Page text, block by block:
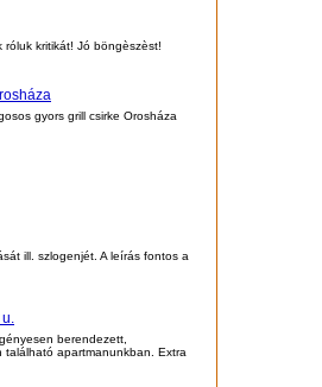
kritikát! Jó böngèszèst!
gyors grill csirke Orosháza
ill. szlogenjét. A leírás fontos a
berendezett,
apartmanunkban. Extra